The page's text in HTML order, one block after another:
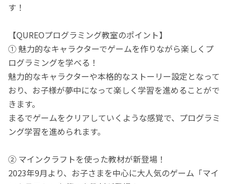
す！
【QUREOプログラミング教室のポイント】
① 魅力的なキャラクターでゲームを作りながら楽しくプ
ログラミングを学べる！
魅力的なキャラクターや本格的なストーリー設定となって
おり、お子様が夢中になって楽しく学習を進めることがで
きます。
まるでゲームをクリアしていくような感覚で、プログラミ
ング学習を進められます。
② マインクラフトを使った教材が新登場！
2023年9月より、お子さまを中心に大人気のゲーム「マイ